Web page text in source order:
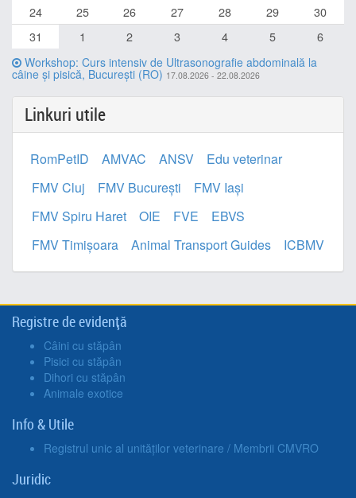
24
25 26 27 28 29
30
31
1 2 3 4 5 6
Workshop: Curs intensiv de Ultrasonografie abdominală la
câine și pisică, București (RO) 17.08.2026 - 22.08.2026
Linkuri utile
RomPetID AMVAC ANSV
Edu veterinar
FMV Cluj
FMV București
FMV Iași
FMV Spiru Haret
OIE FVE
EBVS
FMV Timișoara
Animal Transport Guides ICBMV
Registre de evidență
Câini cu stăpân
Pisici cu stăpân
Dihori cu stăpân
Animale exotice
Info & Utile
Registrul unic al unităților veterinare / Membrii CMVRO
Juridic